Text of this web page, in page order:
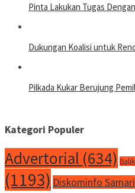
Pinta Lakukan Tugas
Dukungan Koalisi untuk
Pilkada Kukar Berujung
Kategori Populer
Advertorial (634)
(1193) Diskominfo